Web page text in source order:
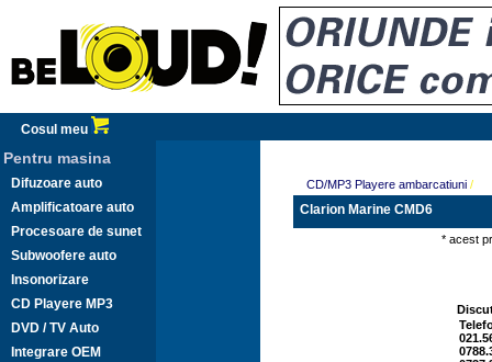
Cosul meu
Pentru masina
Difuzoare auto
Amplificatoare auto
Procesoare de sunet
Subwoofere auto
Insonorizare
CD Playere MP3
DVD / TV Auto
Integrare OEM
CD/MP3 Playere ambarcatiuni/
Clarion Marine CMD6
* acest